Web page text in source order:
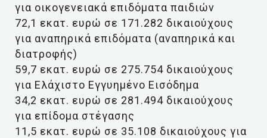
για οικογενειακά επιδόματα παιδιών
72,1 εκατ. ευρώ σε 171.282 δικαιούχους
για αναπηρικά επιδόματα (αναπηρικά και
διατροφής)
59,7 εκατ. ευρώ σε 275.754 δικαιούχους
για Ελάχιστο Εγγυημένο Εισόδημα
34,2 εκατ. ευρώ σε 281.494 δικαιούχους
για επίδομα στέγασης
11,5 εκατ. ευρώ σε 35.108 δικαιούχους για